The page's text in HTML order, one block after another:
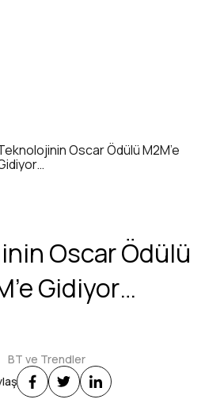
Oscar Ödülü M2M’e
Oscar Ödülü
Gidiyor…
BT ve Trendler